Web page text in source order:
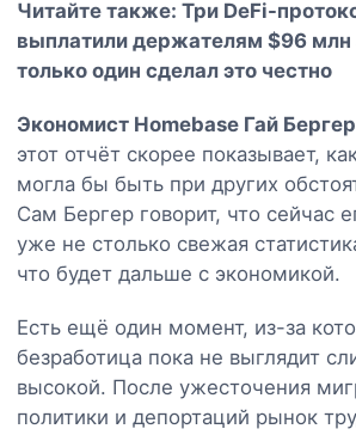
Читайте также: Три DeFi-
выплатили держателям $96 млн
только один сделал это честно
Экономист Homebase Гай Бергер
этот отчёт скорее показывает,
могла бы быть при других
Сам Бергер говорит, что сейчас
уже не столько свежая
что будет дальше с экономикой.
Есть ещё один момент, из-за
безработица пока не выглядит
высокой. После ужесточения
политики и депортаций рынок